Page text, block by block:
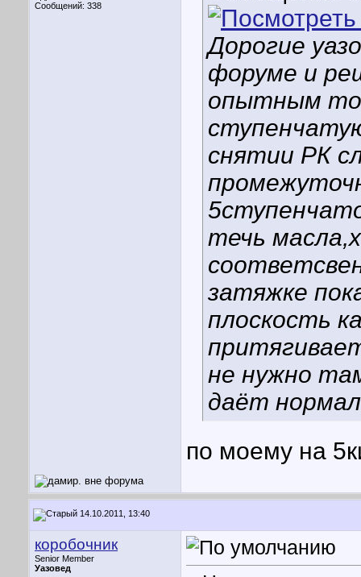
Сообщений: 338
Дорогие
форуме и
опытным
снятии РК
течь
затяжке
плоскость
не нужно
даёт
по моему на
14.10.2011, 13:40
коробочник
Senior Member
Уазовед